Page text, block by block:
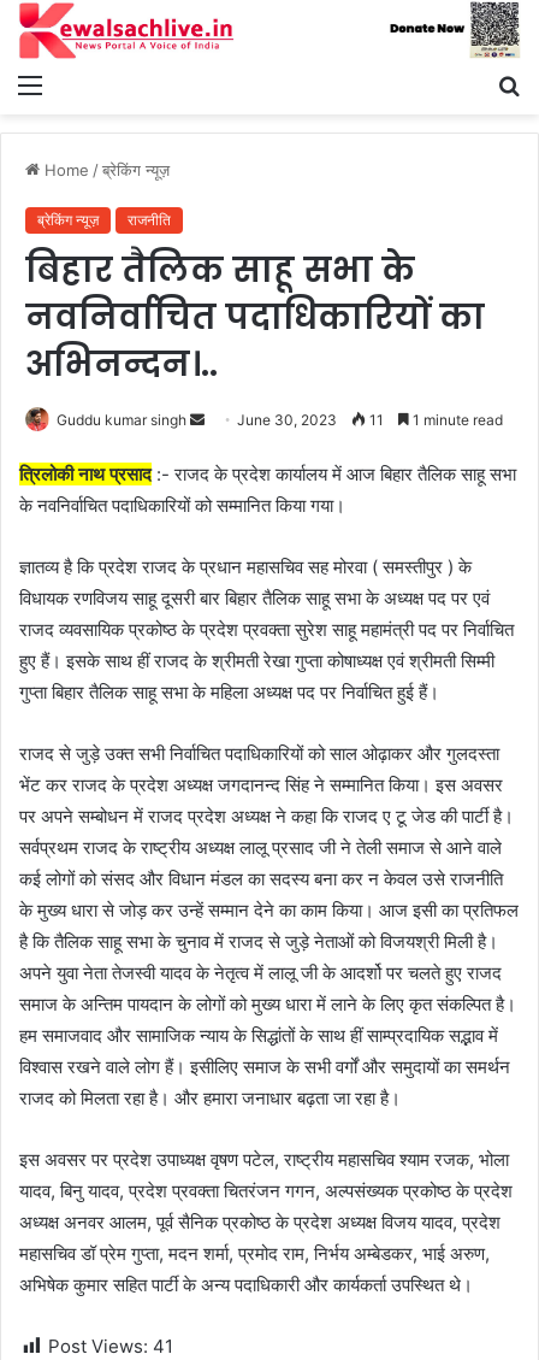
Menu
Home /ब्रेकिंग न्यूज़
ब्रेकिंग न्यूज़ राजनीति
बिहार तैलिक साहू सभा के
नवनिर्वाचित पदाधिकारियों का
अभिनन्दन।..
Guddu kumar singh
Send
email
June 30, 2023 11 1 minute read
त्रिलोकी नाथ प्रसाद:- राजद के प्रदेश कार्यालय में आज बिहार तैलिक साहू सभा
के नवनिर्वाचित पदाधिकारियों को सम्मानित किया गया।
ज्ञातव्य है कि प्रदेश राजद के प्रधान महासचिव सह मोरवा ( समस्तीपुर ) के
विधायक रणविजय साहू दूसरी बार बिहार तैलिक साहू सभा के अध्यक्ष पद पर एवं
राजद व्यवसायिक प्रकोष्ठ के प्रदेश प्रवक्ता सुरेश साहू महामंत्री पद पर निर्वाचित
हुए हैं। इसके साथ हीं राजद के श्रीमती रेखा गुप्ता कोषाध्यक्ष एवं श्रीमती सिम्मी
गुप्ता बिहार तैलिक साहू सभा के महिला अध्यक्ष पद पर निर्वाचित हुई हैं।
राजद से जुड़े उक्त सभी निर्वाचित पदाधिकारियों को साल ओढ़ाकर और गुलदस्ता
भेंट कर राजद के प्रदेश अध्यक्ष जगदानन्द सिंह ने सम्मानित किया। इस अवसर
पर अपने सम्बोधन में राजद प्रदेश अध्यक्ष ने कहा कि राजद ए टू जेड की पार्टी है।
सर्वप्रथम राजद के राष्ट्रीय अध्यक्ष लालू प्रसाद जी ने तेली समाज से आने वाले
कई लोगों को संसद और विधान मंडल का सदस्य बना कर न केवल उसे राजनीति
के मुख्य धारा से जोड़ कर उन्हें सम्मान देने का काम किया। आज इसी का प्रतिफल
है कि तैलिक साहू सभा के चुनाव में राजद से जुड़े नेताओं को विजयश्री मिली है।
अपने युवा नेता तेजस्वी यादव के नेतृत्व में लालू जी के आदर्शो पर चलते हुए राजद
समाज के अन्तिम पायदान के लोगों को मुख्य धारा में लाने के लिए कृत संकल्पित है।
हम समाजवाद और सामाजिक न्याय के सिद्धांतों के साथ हीं साम्प्रदायिक सद्भाव में
विश्वास रखने वाले लोग हैं। इसीलिए समाज के सभी वर्गों और समुदायों का समर्थन
राजद को मिलता रहा है। और हमारा जनाधार बढ़ता जा रहा है।
इस अवसर पर प्रदेश उपाध्यक्ष वृषण पटेल, राष्ट्रीय महासचिव श्याम रजक, भोला
यादव, बिनु यादव, प्रदेश प्रवक्ता चितरंजन गगन, अल्पसंख्यक प्रकोष्ठ के प्रदेश
अध्यक्ष अनवर आलम, पूर्व सैनिक प्रकोष्ठ के प्रदेश अध्यक्ष विजय यादव, प्रदेश
महासचिव डॉ प्रेम गुप्ता, मदन शर्मा, प्रमोद राम, निर्भय अम्बेडकर, भाई अरुण,
अभिषेक कुमार सहित पार्टी के अन्य पदाधिकारी और कार्यकर्ता उपस्थित थे।
Post Views: 41